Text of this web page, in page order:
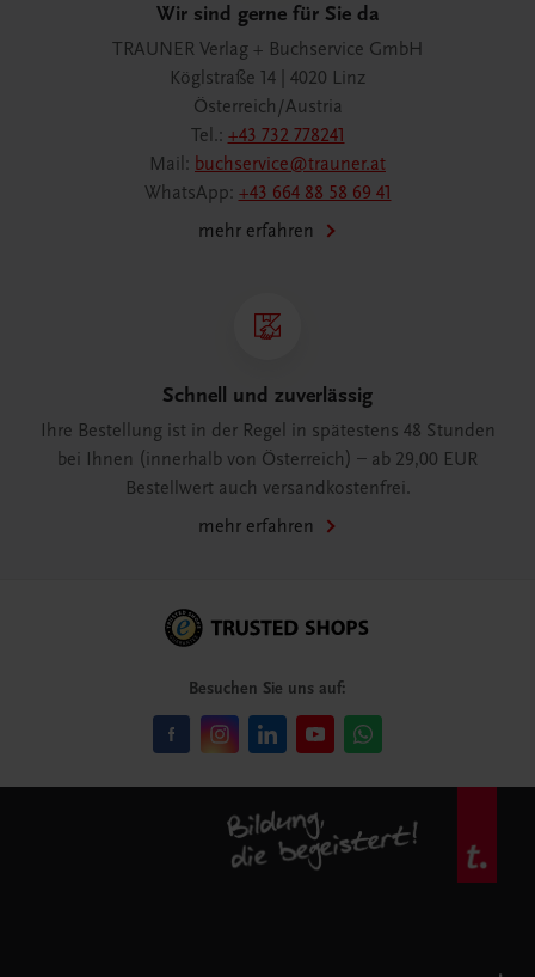
Wir sind gerne für Sie da
TRAUNER Verlag + Buchservice GmbH
Köglstraße 14 | 4020 Linz
Österreich/Austria
Tel.: +43 732 778241
Mail: buchservice@trauner.at
WhatsApp: +43 664 88 58 69 41
mehr erfahren
Schnell und zuverlässig
Ihre Bestellung ist in der Regel in spätestens 48 Stunden
bei Ihnen (innerhalb von Österreich) – ab 29,00 EUR
Bestellwert auch versandkostenfrei.
mehr erfahren
Besuchen Sie uns auf: